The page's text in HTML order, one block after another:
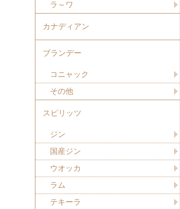
ラ～ワ
カナディアン
ブランデー
コニャック
その他
スピリッツ
ジン
国産ジン
ウオッカ
ラム
テキーラ